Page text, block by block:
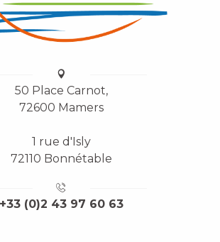
50 Place Carnot,
72600 Mamers
1 rue d'Isly
72110 Bonnétable
+33 (0)2 43 97 60 63